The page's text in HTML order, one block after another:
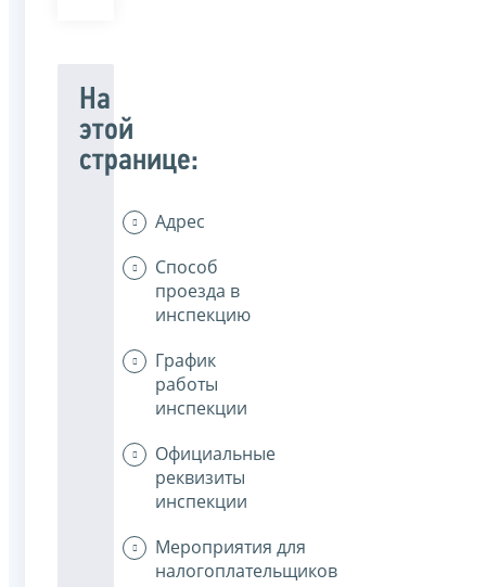
На
этой
странице:
Адрес
Способ
проезда в
инспекцию
График
работы
инспекции
Официальные
реквизиты
инспекции
Мероприятия для
налогоплательщиков